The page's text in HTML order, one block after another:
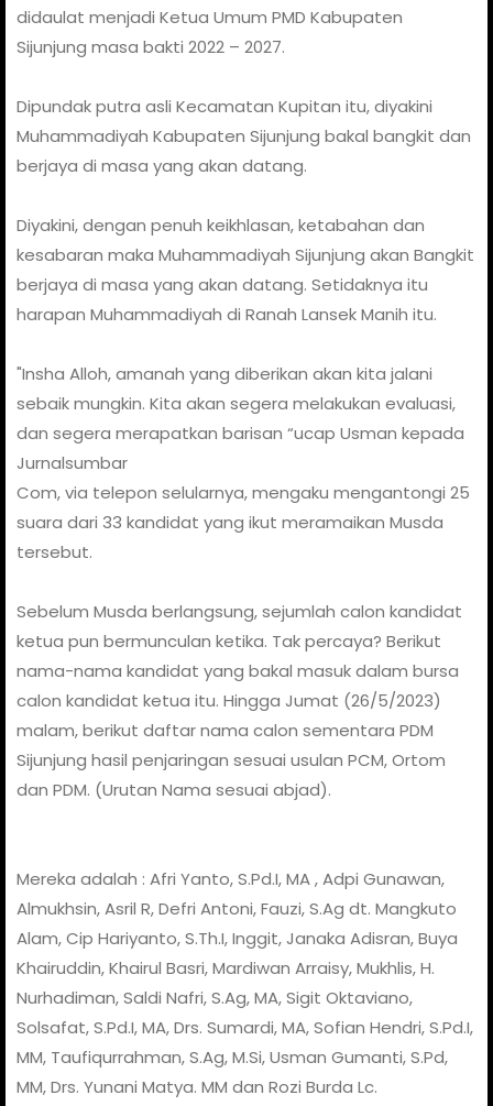
didaulat menjadi Ketua Umum PMD Kabupaten
Sijunjung masa bakti 2022 – 2027.
Dipundak putra asli Kecamatan Kupitan itu, diyakini
Muhammadiyah Kabupaten Sijunjung bakal bangkit dan
berjaya di masa yang akan datang.
Diyakini, dengan penuh keikhlasan, ketabahan dan
kesabaran maka Muhammadiyah Sijunjung akan Bangkit
berjaya di masa yang akan datang. Setidaknya itu
harapan Muhammadiyah di Ranah Lansek Manih itu.
"Insha Alloh, amanah yang diberikan akan kita jalani
sebaik mungkin. Kita akan segera melakukan evaluasi,
dan segera merapatkan barisan “ucap Usman kepada
Jurnalsumbar
Com, via telepon selularnya, mengaku mengantongi 25
suara dari 33 kandidat yang ikut meramaikan Musda
tersebut.
Sebelum Musda berlangsung, sejumlah calon kandidat
ketua pun bermunculan ketika. Tak percaya? Berikut
nama-nama kandidat yang bakal masuk dalam bursa
calon kandidat ketua itu. Hingga Jumat (26/5/2023)
malam, berikut daftar nama calon sementara PDM
Sijunjung hasil penjaringan sesuai usulan PCM, Ortom
dan PDM. (Urutan Nama sesuai abjad).
Mereka adalah : Afri Yanto, S.Pd.I, MA , Adpi Gunawan,
Almukhsin, Asril R, Defri Antoni, Fauzi, S.Ag dt. Mangkuto
Alam, Cip Hariyanto, S.Th.I, Inggit, Janaka Adisran, Buya
Khairuddin, Khairul Basri, Mardiwan Arraisy, Mukhlis, H.
Nurhadiman, Saldi Nafri, S.Ag, MA, Sigit Oktaviano,
Solsafat, S.Pd.I, MA, Drs. Sumardi, MA, Sofian Hendri, S.Pd.I,
MM, Taufiqurrahman, S.Ag, M.Si, Usman Gumanti, S.Pd,
MM, Drs. Yunani Matya. MM dan Rozi Burda Lc.